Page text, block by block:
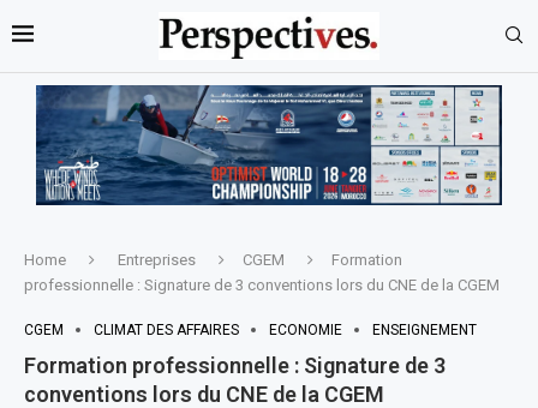
Home Entreprises CGEM
Formation
professionnelle : Signature de 3 conventions lors du CNE de la CGEM
CGEM CLIMAT DES AFFAIRES ECONOMIE ENSEIGNEMENT
Formation professionnelle : Signature de 3
conventions lors du CNE de la CGEM